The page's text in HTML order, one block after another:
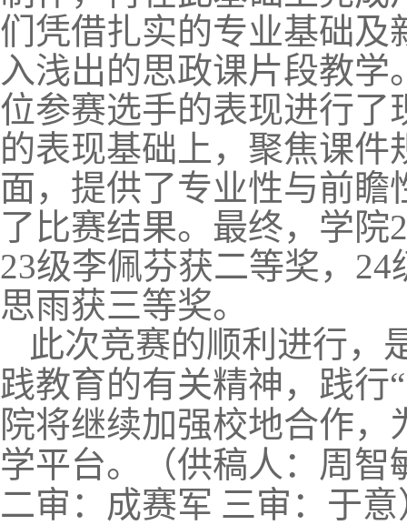
们凭借扎实的专业基础及
入浅出的思政课片段教
位参赛选手的表现进行了
的表现基础上，聚焦课
面，提供了专业性与前
了比赛结果。最终，学院
23级李佩芬获二等奖，
思雨获三等奖。
此次竞赛的顺利进行，
践教育的有关精神，践行
院将继续加强校地合作，
学平台。 （供稿人： 周智
二审： 成赛军 三审：于意